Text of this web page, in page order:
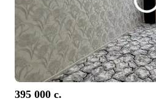
395 000 c.